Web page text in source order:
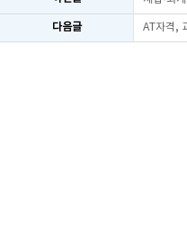
다음글 AT자격,